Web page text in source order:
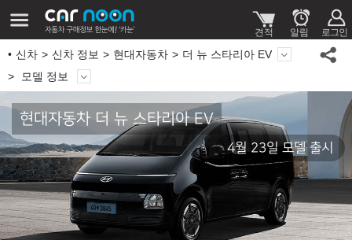
신차 신차 정보 현대자동차
더 뉴 스타리아 EV
모델 정보
현대자동차 더 뉴 스타리아 EV
4월 23일 모델 출시